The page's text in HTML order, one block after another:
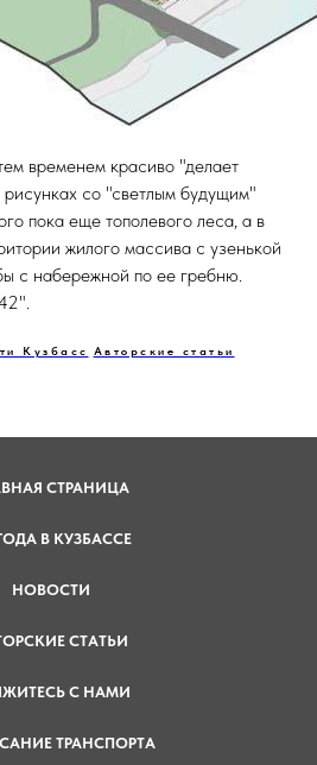
временем красиво "делает
со "светлым будущим"
пока еще тополевого леса, а в
жилого массива с узенькой
с набережной по ее гребню.
Кузбасс Авторские статьи
СТРАНИЦА
В КУЗБАССЕ
НОВОСТИ
СТАТЬИ
С НАМИ
ТРАНСПОРТА